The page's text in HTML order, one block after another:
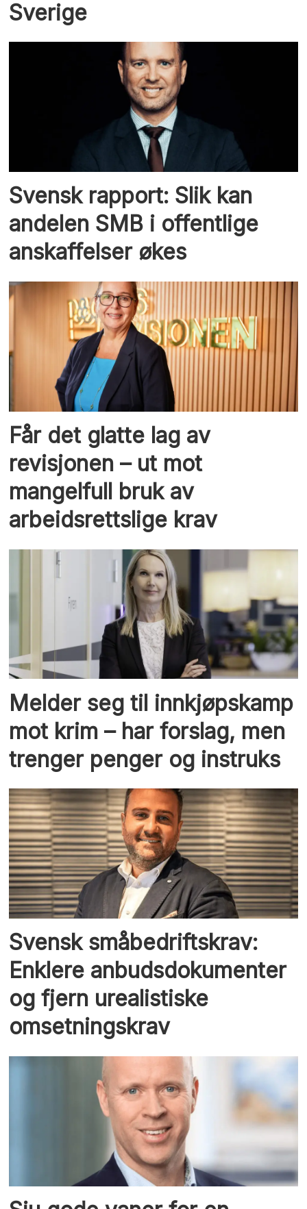
Sverige
Svensk rapport: Slik kan
andelen SMB i offentlige
anskaffelser økes
Får det glatte lag av
revisjonen – ut mot
mangelfull bruk av
arbeidsrettslige krav
Melder seg til innkjøpskamp
mot krim – har forslag, men
trenger penger og instruks
Svensk småbedriftskrav:
Enklere anbudsdokumenter
og fjern urealistiske
omsetningskrav